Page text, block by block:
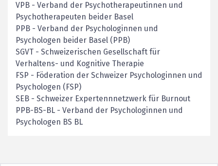
VPB - Verband der Psychotherapeutinnen und
Psychotherapeuten beider Basel
PPB - Verband der Psychologinnen und
Psychologen beider Basel (PPB)
SGVT - Schweizerischen Gesellschaft für
Verhaltens- und Kognitive Therapie
FSP - Föderation der Schweizer Psychologinnen und
Psychologen (FSP)
SEB - Schweizer Expertennnetzwerk für Burnout
PPB-BS-BL - Verband der Psychologinnen und
Psychologen BS BL